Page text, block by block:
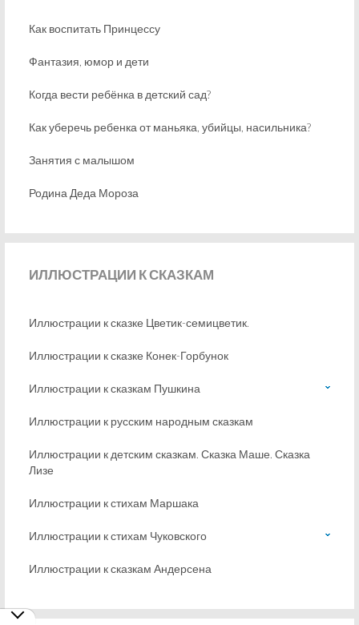
Как воспитать Принцессу
Фантазия, юмор и дети
Когда вести ребёнка в детский сад?
Как уберечь ребенка от маньяка, убийцы, насильника?
Занятия с малышом
Родина Деда Мороза
ИЛЛЮСТРАЦИИ К СКАЗКАМ
Иллюстрации к сказке Цветик-семицветик.
Иллюстрации к сказке Конек-Горбунок
Иллюстрации к сказкам Пушкина
Иллюстрации к русским народным сказкам
Иллюстрации к детским сказкам. Сказка Маше. Сказка
Лизе
Иллюстрации к стихам Маршака
Иллюстрации к стихам Чуковского
Иллюстрации к сказкам Андерсена